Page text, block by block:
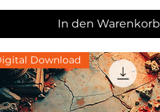
In den Warenkorb
Download